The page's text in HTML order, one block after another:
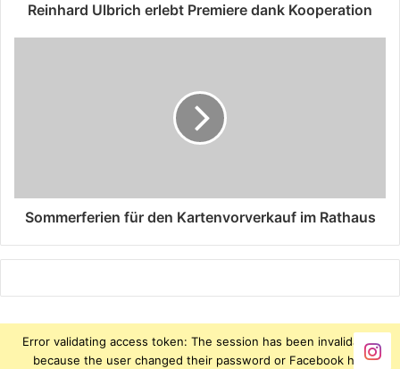
Reinhard Ulbrich erlebt Premiere dank Kooperation
Sommerferien für den Kartenvorverkauf im Rathaus
Error validating access token: The session has been invalidated
because the user changed their password or Facebook has